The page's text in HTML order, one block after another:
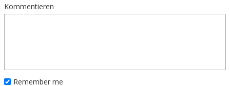
Kommentieren
Remember me